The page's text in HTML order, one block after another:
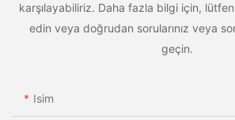
karşılayabiliriz. Daha fazla bilgi için,
edin veya doğrudan sorularınız veya
geçin.
Isim